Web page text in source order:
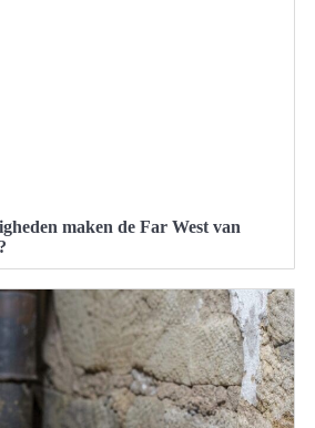
maken de Far West van